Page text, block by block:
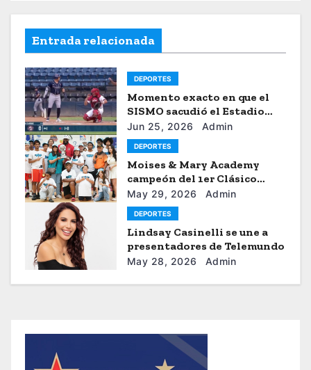
Entrada relacionada
DEPORTES
Momento exacto en que el
SISMO sacudió el Estadio
Universitario de Caracas
Jun 25, 2026 Admin
DEPORTES
Moises & Mary Academy
campeón del 1er Clásico
Internacional Ercilio-Tony-
Astacio de la HBA
May 29, 2026 Admin
DEPORTES
Lindsay Casinelli se une a
presentadores de Telemundo
May 28, 2026 Admin